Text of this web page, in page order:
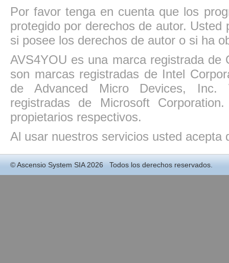
Por favor tenga en cuenta que los
protegido por derechos de autor.
si posee los derechos de autor o si ha
AVS4YOU es una marca registrada
son marcas registradas de Intel
de Advanced Micro Devices, Inc.
registradas de Microsoft
propietarios respectivos.
Al usar nuestros servicios usted acepta
©Ascensio System SIA2026 Todos los derechos reservados.